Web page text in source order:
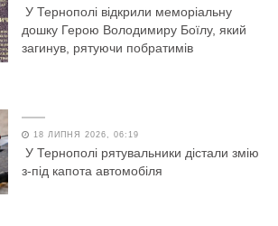
У Тернополі відкрили меморіальну
дошку Герою Володимиру Боїлу, який
загинув, рятуючи побратимів
18 ЛИПНЯ 2026, 06:19
У Тернополі рятувальники дістали змію
з-під капота автомобіля